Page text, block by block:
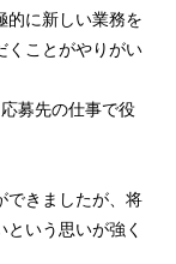
的に新しい業務を
くことがやりがい
募先の仕事で役
できましたが、将
いう思いが強く